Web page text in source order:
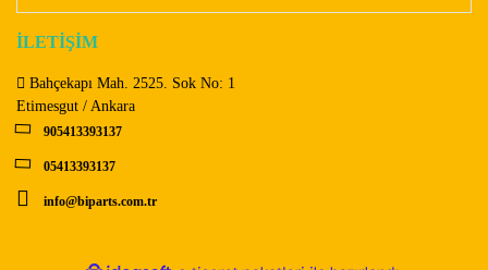
İLETİŞİM
Bahçekapı Mah. 2525. Sok No: 1
Etimesgut / Ankara
905413393137
05413393137
info@biparts.com.tr